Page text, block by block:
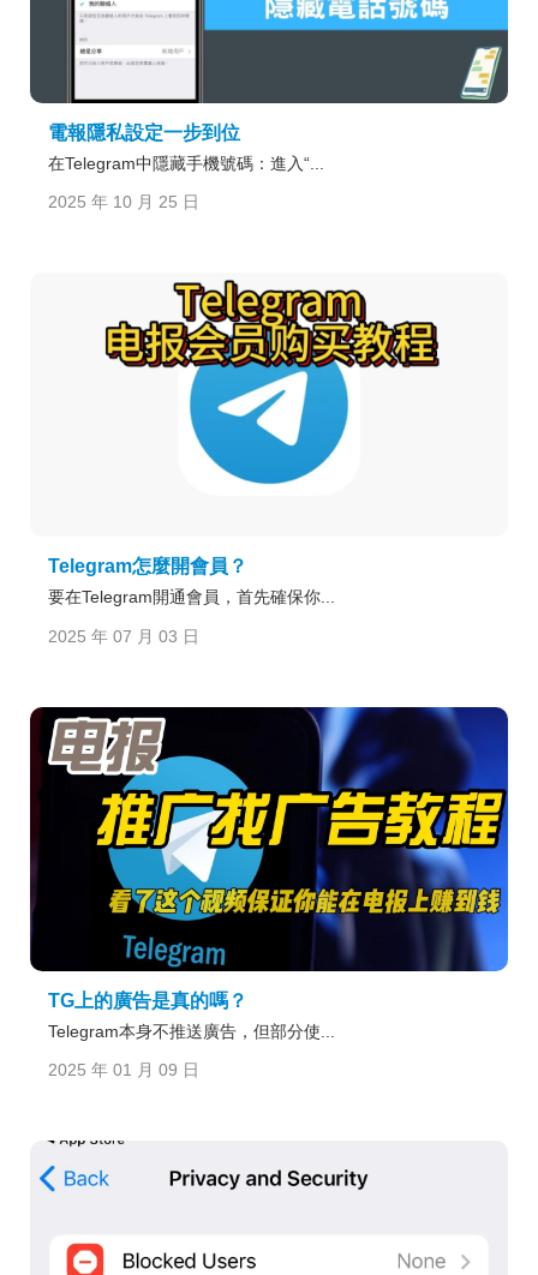
電報隱私設定一步到位
在Telegram中隱藏手機號碼：進入“...
2025 年 10 月 25 日
Telegram怎麼開會員？
要在Telegram開通會員，首先確保你...
2025 年 07 月 03 日
TG上的廣告是真的嗎？
Telegram本身不推送廣告，但部分使...
2025 年 01 月 09 日